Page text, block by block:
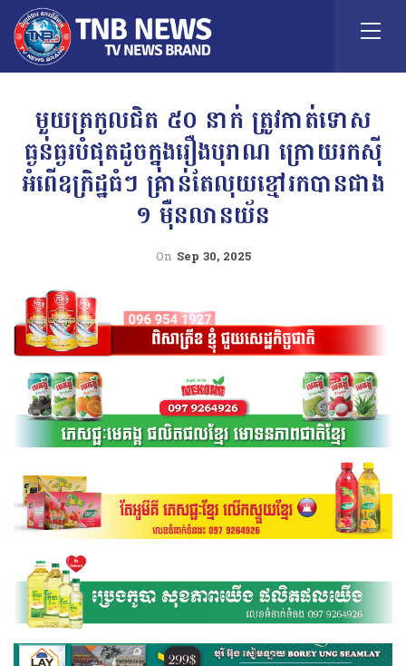
មួយត្រកូលជិត ៥០ នាក់ ត្រូវកាត់ទោស
ធ្ងន់ធ្ងរបំផុតដូចក្នុងរឿងបុរាណ ក្រោយរកស៊ី
អំពើឧក្រិដ្ឋធំៗ គ្រាន់តែលុយខ្មៅរកបានជាង
១ ម៉ឺនលានយ័ន
On Sep 30, 2025